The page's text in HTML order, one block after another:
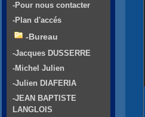
-Pour nous contacter
-Plan d'accés
-Bureau
-Jacques DUSSERRE
-Michel Julien
-Julien DIAFERIA
-JEAN BAPTISTE
LANGLOIS